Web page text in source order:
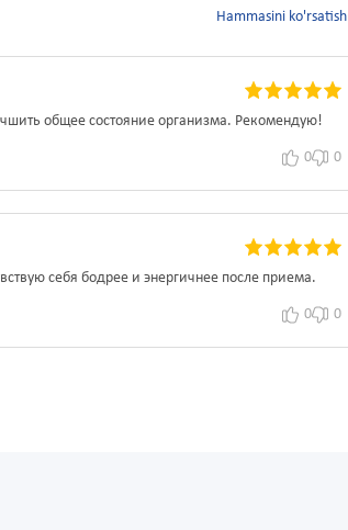
Hammasini ko'rsatish
общее состояние организма. Рекомендую!
0 0
себя бодрее и энергичнее после приема.
0 0